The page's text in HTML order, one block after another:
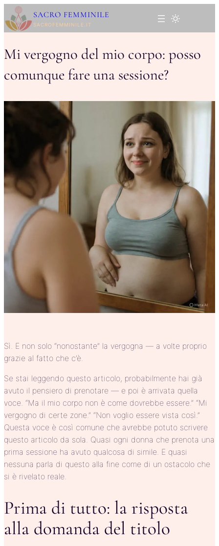
al
contenuto
SACRO FEMMINILE
SACROFEMMINILE.IT
Mi vergogno del mio corpo: posso
comunque fare una sessione?
Sì. E non solo “nonostante” la vergogna — a volte proprio
grazie al fatto che c’è.
Se stai leggendo questo articolo, probabilmente hai già
avuto il pensiero di prenotare — e poi è arrivata quella
voce. “Ma il mio corpo non è come dovrebbe essere.” “Mi
vergogno di certe zone.” “Non voglio essere vista così.”
Questa voce è così comune che avrebbe potuto scrivere
questo articolo da sola. Quasi ogni donna che prenota una
prima sessione ha avuto qualcosa di simile. E quasi
nessuna parla di questo alla fine come di un ostacolo che
si è rivelato reale.
Prima di tutto: la risposta
alla domanda del titolo